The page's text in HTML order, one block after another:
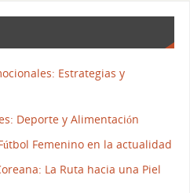
Estrategias y
Deporte y Alimentación
Femenino en la actualidad
La Ruta hacia una Piel